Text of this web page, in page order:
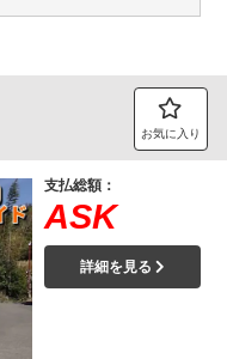
お気に入り
支払総額：
ASK
詳細を見る